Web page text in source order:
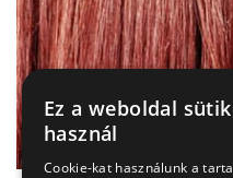
Ez a weboldal
használ
Cookie-kat használunk a